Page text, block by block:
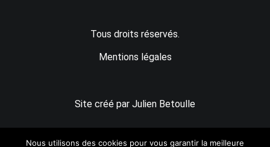
Tous droits réservés.
Mentions légales
Site créé par Julien Betoulle
Nous utilisons des cookies pour vous garantir la meilleure